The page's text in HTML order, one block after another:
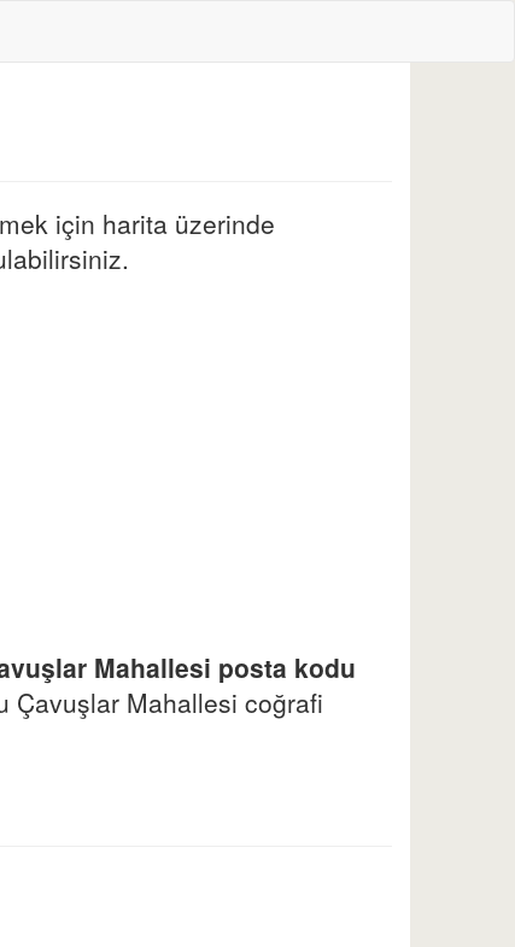
için harita üzerinde
Mahallesi posta kodu
Çavuşlar Mahallesi coğrafi